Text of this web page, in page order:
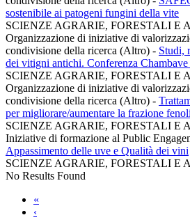
sostenibile ai patogeni fungini della vite
SCIENZE AGRARIE, FORESTALI E
Organizzazione di iniziative di
condivisione della ricerca (Altro) - Studi,
dei vitigni antichi. Conferenza
SCIENZE AGRARIE, FORESTALI E
Organizzazione di iniziative di
condivisione della ricerca (Altro) -
per migliorare/aumentare la frazione
SCIENZE AGRARIE, FORESTALI E
Iniziative di formazione al Public
Appassimento delle uve e Qualità dei vini
SCIENZE AGRARIE, FORESTALI E
No Results Found
«
‹